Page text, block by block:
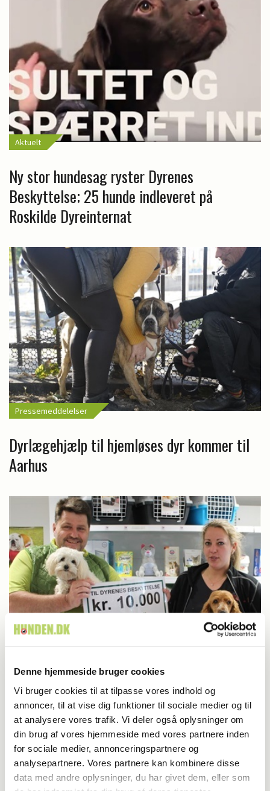
Denne hjemmeside bruger cookies
Vi bruger cookies til at tilpasse vores indhold og
annoncer, til at vise dig funktioner til sociale medier og til
at analysere vores trafik. Vi deler også oplysninger om
din brug af vores hjemmeside med vores partnere inden
for sociale medier, annonceringspartnere og
analysepartnere. Vores partnere kan kombinere disse
data med andre oplysninger, du har givet dem, eller som
Aktuelt
Ny stor hundesag ryster Dyrenes
Beskyttelse; 25 hunde indleveret på
Roskilde Dyreinternat
Pressemeddelelser
Dyrlægehjælp til hjemløses dyr kommer til
Aarhus
Børn sikrede Dyrenes Beskyttelse 10.000
kr.